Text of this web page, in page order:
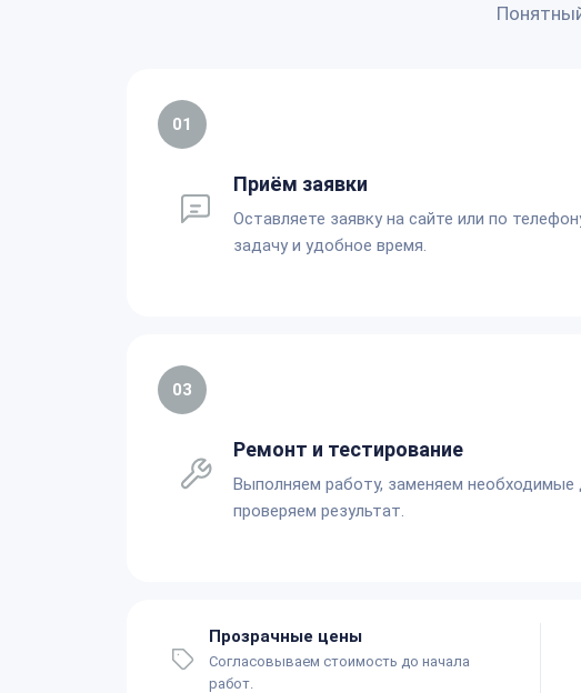
01
Приём заявки
Оставляете заявку на сайте или по
задачу и удобное время.
03
Ремонт и тестирование
Выполняем работу, заменяем необходимые
проверяем результат.
Прозрачные цены
Согласовываем стоимость до начала
работ.